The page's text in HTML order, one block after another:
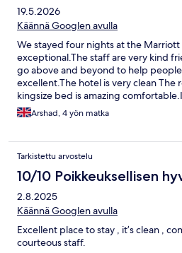
19.5.2026
Käännä Googlen avulla
We stayed four nights at the
exceptional.The staff are very kind
go above and beyond to help
excellent.The hotel is very clean The
kingsize bed is amazing
Fizarn,Yusra and Abbiad for all there
staff that go above and beyond to
Arshad, 4 yön matka
Tarkistettu arvostelu
10/10 Poikkeuksellisen
2.8.2025
Käännä Googlen avulla
Excellent place to stay , it’s clean ,
courteous staff.